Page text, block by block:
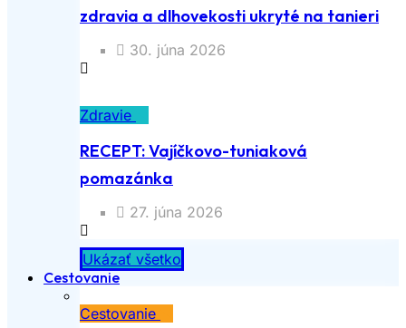
zdravia a dlhovekosti ukryté na tanieri
30. júna 2026
Zdravie
RECEPT: Vajíčkovo-tuniaková
pomazánka
27. júna 2026
Ukázať všetko
Cestovanie
Cestovanie